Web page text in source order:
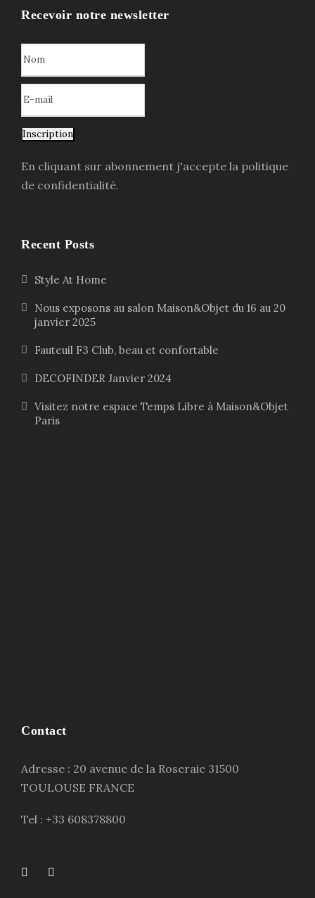
Recevoir notre newsletter
Inscription
En cliquant sur abonnement j'accepte la politique
de confidentialité.
Recent Posts
Style At Home
Nous exposons au salon Maison&Objet du 16 au 20
janvier 2025
Fauteuil F3 Club, beau et confortable
DECOFINDER Janvier 2024
Visitez notre espace Temps Libre à Maison&Objet
Paris
Contact
Adresse : 20 avenue de la Roseraie 31500
TOULOUSE FRANCE
Tel : +33 608378800